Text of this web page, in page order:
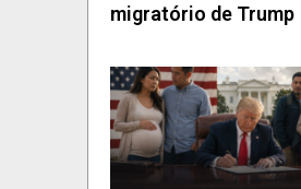
migratório de Trump